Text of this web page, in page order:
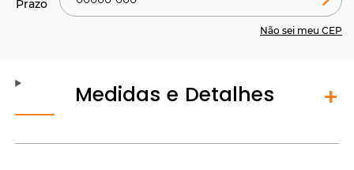
Não sei meu CEP
Medidas e Detalhes